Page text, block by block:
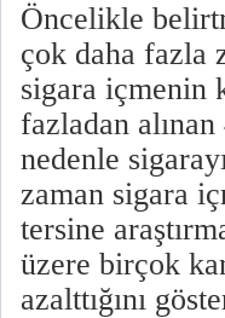
Öncelikle
çok daha fazla
sigara içmenin
fazladan
nedenle
zaman sigara
tersine
üzere birçok
azalttığını